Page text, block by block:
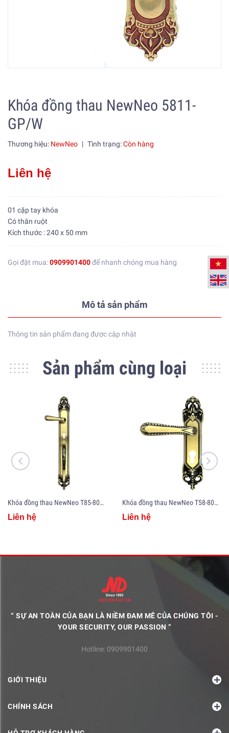
Khóa đồng thau NewNeo 5811-
GP/W
Thương hiệu: NewNeo | Tình trạng:Còn hàng
Liên hệ
01 cặp tay khóa
Có thân ruột
Kích thước : 240 x 50 mm
Gọi đặt mua:0909901400để nhanh chóng mua hàng
Mô tả sản phẩm
Thông tin sản phẩm đang được cập nhật
Sản phẩm cùng loại
Khóa đồng thau NewNeo T85-807-600
Liên hệ
Khóa đồng thau NewNeo T58-807-240
Liên hệ
“ SỰ AN TOÀN CỦA BẠN LÀ NIỀM ĐAM MÊ CỦA CHÚNG TÔI -
YOUR SECURITY, OUR PASSION ”
Hotline: 0909901400
GIỚI THIỆU
CHÍNH SÁCH